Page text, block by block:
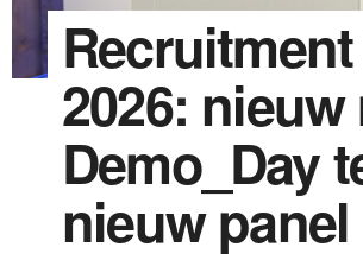
2026:
Demo_Day
nieuw panel